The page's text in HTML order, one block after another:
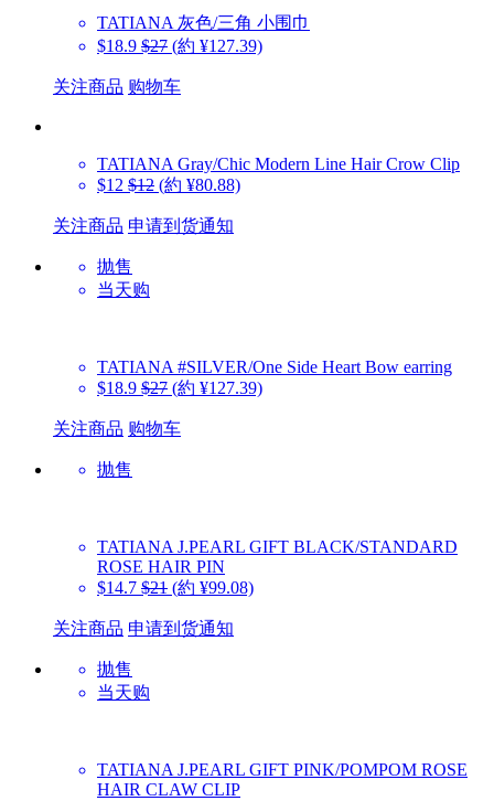
TATIANA 灰色/三角 小围巾
$18.9 $27 (約 ¥127.39)
关注商品 购物车
TATIANA Gray/Chic Modern Line Hair Crow Clip
$12 $12 (約 ¥80.88)
关注商品 申请到货通知
抛售
当天购
TATIANA #SILVER/One Side Heart Bow earring
$18.9 $27 (約 ¥127.39)
关注商品 购物车
抛售
TATIANA J.PEARL GIFT BLACK/STANDARD
ROSE HAIR PIN
$14.7 $21 (約 ¥99.08)
关注商品 申请到货通知
抛售
当天购
TATIANA J.PEARL GIFT PINK/POMPOM ROSE
HAIR CLAW CLIP